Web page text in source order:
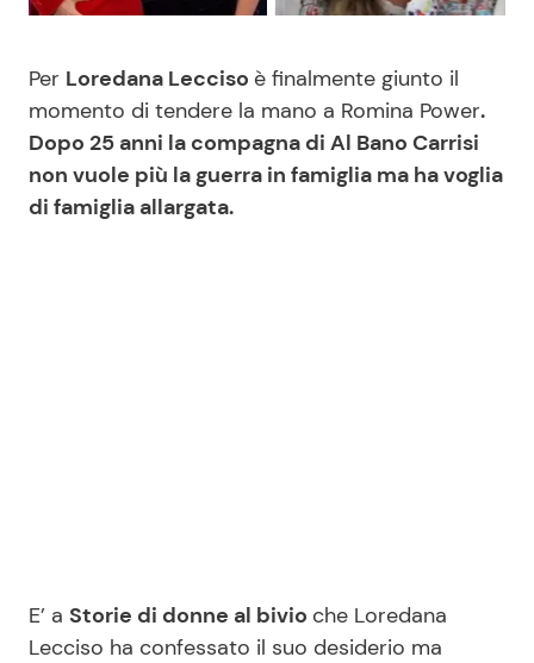
Mondo Mamma
News benessere
Le Ricette in TV
Primi Piatti
Info
Per Loredana Lecciso è finalmente giunto il
momento di tendere la mano a Romina Power.
Dopo 25 anni la compagna di Al Bano Carrisi
non vuole più la guerra in famiglia ma ha voglia
di famiglia allargata.
E’ a Storie di donne al bivio che Loredana
Lecciso ha confessato il suo desiderio ma